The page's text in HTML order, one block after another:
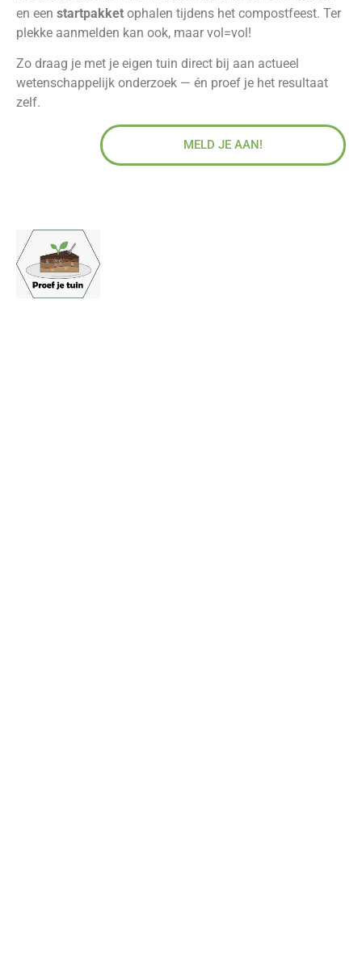
en een startpakket ophalen tijdens het compostfeest. Ter
plekke aanmelden kan ook, maar vol=vol!
Zo draag je met je eigen tuin direct bij aan actueel
wetenschappelijk onderzoek — én proef je het resultaat
zelf.
MELD JE AAN!